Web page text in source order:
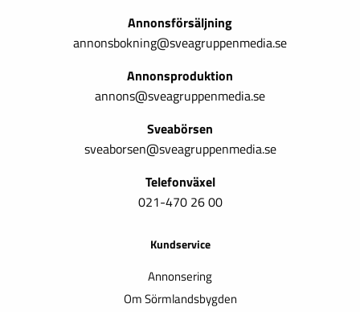
Annonsförsäljning
annonsbokning@sveagruppenmedia.se
Annonsproduktion
annons@sveagruppenmedia.se
Sveabörsen
sveaborsen@sveagruppenmedia.se
Telefonväxel
021-470 26 00
Kundservice
Annonsering
Om Sörmlandsbygden